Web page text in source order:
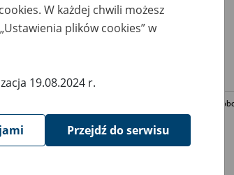
Akta
W każdej chwili możesz
plików cookies” w
19.08.2024 r.
Przejdź do serwisu